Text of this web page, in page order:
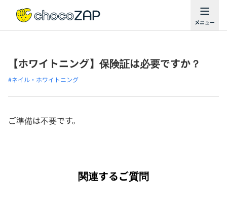
【ホワイトニング】保険証は必要ですか？
#ネイル・ホワイトニング
ご準備は不要です。
関連するご質問